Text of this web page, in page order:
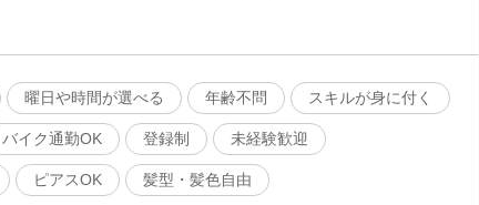
曜日や時間が選べる 年齢不問 スキルが身に付く
バイク通勤OK 登録制 未経験歓迎
ピアスOK 髪型・髪色自由